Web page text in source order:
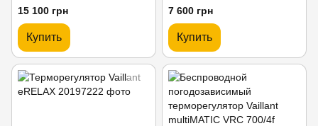
15 100 грн
Купить
7 600 грн
Купить